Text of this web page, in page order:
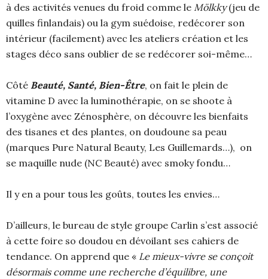
à des activités venues du froid comme le Mölkky(jeu de
quilles finlandais) ou la gym suédoise, redécorer son
intérieur (facilement) avec les ateliers création et les
stages déco sans oublier de se redécorer soi-même…
Côté Beauté, Santé, Bien-Être, on fait le plein de
vitamine D avec la luminothérapie, on se shoote à
l’oxygène avec Zénosphère, on découvre les bienfaits
des tisanes et des plantes, on doudoune sa peau
(marques Pure Natural Beauty, Les Guillemards…), on
se maquille nude (NC Beauté) avec smoky fondu…
Il y en a pour tous les goûts, toutes les envies…
D’ailleurs, le bureau de style groupe Carlin s’est associé
à cette foire so doudou en dévoilant ses cahiers de
tendance. On apprend que « Le mieux-vivre se conçoit
désormais comme une recherche d’équilibre, une